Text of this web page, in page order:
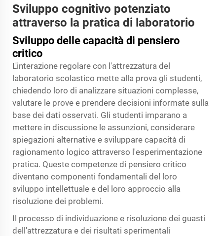
Sviluppo cognitivo potenziato
attraverso la pratica di laboratorio
Sviluppo delle capacità di pensiero
critico
L'interazione regolare con l'attrezzatura del
laboratorio scolastico mette alla prova gli studenti,
chiedendo loro di analizzare situazioni complesse,
valutare le prove e prendere decisioni informate sulla
base dei dati osservati. Gli studenti imparano a
mettere in discussione le assunzioni, considerare
spiegazioni alternative e sviluppare capacità di
ragionamento logico attraverso l'esperimentazione
pratica. Queste competenze di pensiero critico
diventano componenti fondamentali del loro
sviluppo intellettuale e del loro approccio alla
risoluzione dei problemi.
Il processo di individuazione e risoluzione dei guasti
dell'attrezzatura e dei risultati sperimentali